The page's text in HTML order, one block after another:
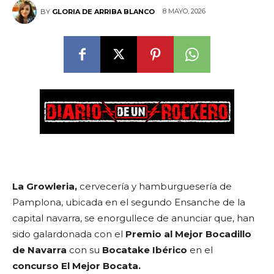
BY GLORIA DE ARRIBA BLANCO 8 MAYO, 2026
La Growleria, cervecería y hamburguesería de
Pamplona, ubicada en el segundo Ensanche de la
capital navarra, se enorgullece de anunciar que, han
sido galardonada con el Premio al Mejor Bocadillo
de Navarra con su Bocatake Ibérico en el
concurso El Mejor Bocata.